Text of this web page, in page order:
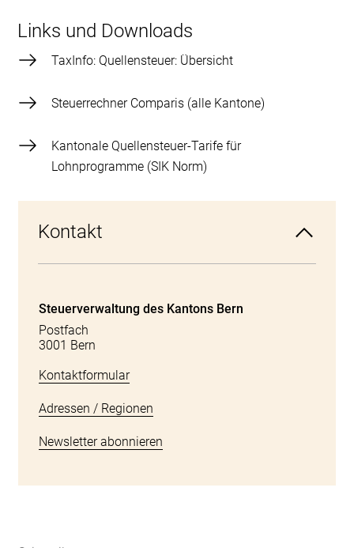
Links und Downloads
TaxInfo: Quellensteuer: Übersicht
Steuerrechner Comparis (alle Kantone)
Kantonale Quellensteuer-Tarife für
Lohnprogramme (SIK Norm)
Kontakt
Steuerverwaltung des Kantons Bern
Postfach
3001 Bern
Kontaktformular
Adressen / Regionen
Newsletter abonnieren